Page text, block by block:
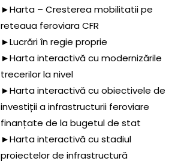
►Harta – Cresterea mobilitatii pe
reteaua feroviara CFR
►Lucrări în regie proprie
►Harta interactivă cu modernizările
trecerilor la nivel
►Harta interactivă cu obiectivele de
investiții a infrastructurii feroviare
finanțate de la bugetul de stat
►Harta interactivă cu stadiul
proiectelor de infrastructură